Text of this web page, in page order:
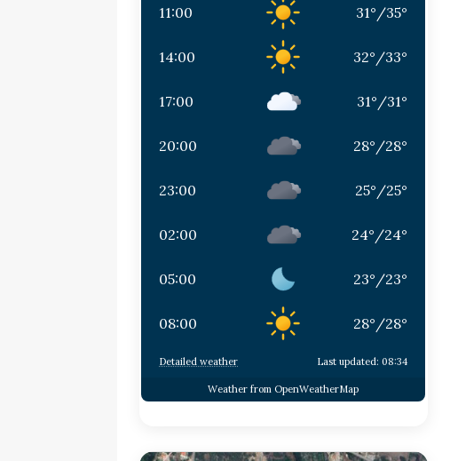
11:00 31° /35°
14:00 32° /33°
17:00 31° /31°
20:00 28° /28°
23:00 25° /25°
02:00 24° /24°
05:00 23° /23°
08:00 28° /28°
Detailed weather Last updated: 08:34
Weather from OpenWeatherMap